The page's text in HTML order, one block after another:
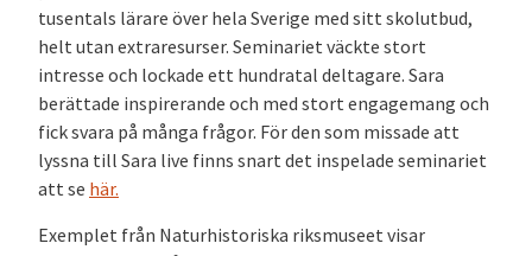
tusentals lärare över hela Sverige med sitt skolutbud,
helt utan extraresurser. Seminariet väckte stort
intresse och lockade ett hundratal deltagare. Sara
berättade inspirerande och med stort engagemang och
fick svara på många frågor. För den som missade att
lyssna till Sara live finns snart det inspelade seminariet
att se här.
Exemplet från Naturhistoriska riksmuseet visar